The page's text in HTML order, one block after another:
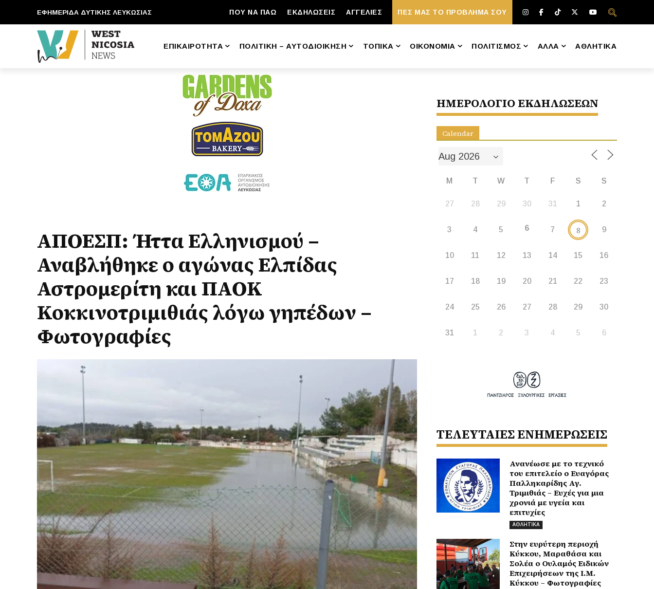
ΕΦΗΜΕΡΙΔΑ ΔΥΤΙΚΗΣ ΛΕΥΚΩΣΙΑΣ ΠΟΥ ΝΑ ΠΑΩ ΕΚΔΗΛΩΣΕΙΣ ΑΓΓΕΛΙΕΣ ΠΕΣ ΜΑΣ ΤΟ ΠΡΟΒΛΗΜΑ ΣΟΥ
ΕΠΙΚΑΙΡΟΤΗΤΑ ΠΟΛΙΤΙΚΗ – ΑΥΤΟΔΙΟΙΚΗΣΗ ΤΟΠΙΚΑ ΟΙΚΟΝΟΜΙΑ ΠΟΛΙΤΙΣΜΟΣ ΑΛΛΑ ΑΘΛΗΤΙΚΑ
ΑΠΟΕΣΠ: Ήττα Ελληνισμού –
Αναβλήθηκε ο αγώνας Ελπίδας
Αστρομερίτη και ΠΑΟΚ
Κοκκινοτριμιθιάς λόγω γηπέδων –
Φωτογραφίες
ΗΜΕΡΟΛΟΓΙΟ ΕΚΔΗΛΩΣΕΩΝ
Calendar
M T W T F S S
27 28 29 30 31 1 2
3 4 5 6 7 8 9
10 11 12 13 14 15 16
17 18 19 20 21 22 23
24 25 26 27 28 29 30
31 1 2 3 4 5 6
ΤΕΛΕΥΤΑΙΕΣ ΕΝΗΜΕΡΩΣΕΙΣ
Ανανέωσε με το τεχνικό
του επιτελείο ο Ευαγόρας
Παλληκαρίδης Αγ.
Τριμιθιάς – Ευχές για μια
χρονιά με υγεία και
επιτυχίες
ΑΘΛΗΤΙΚΑ
Στην ευρύτερη περιοχή
Κύκκου, Μαραθάσα και
Σολέα ο Ουλαμός Ειδικών
Επιχειρήσεων της Ι.Μ.
Κύκκου – Φωτογραφίες